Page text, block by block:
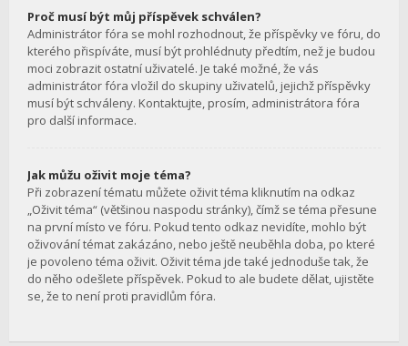
Proč musí být můj příspěvek schválen?
Administrátor fóra se mohl rozhodnout, že příspěvky ve fóru, do
kterého přispíváte, musí být prohlédnuty předtím, než je budou
moci zobrazit ostatní uživatelé. Je také možné, že vás
administrátor fóra vložil do skupiny uživatelů, jejichž příspěvky
musí být schváleny. Kontaktujte, prosím, administrátora fóra
pro další informace.
Jak můžu oživit moje téma?
Při zobrazení tématu můžete oživit téma kliknutím na odkaz
„Oživit téma“ (většinou naspodu stránky), čímž se téma přesune
na první místo ve fóru. Pokud tento odkaz nevidíte, mohlo být
oživování témat zakázáno, nebo ještě neuběhla doba, po které
je povoleno téma oživit. Oživit téma jde také jednoduše tak, že
do něho odešlete příspěvek. Pokud to ale budete dělat, ujistěte
se, že to není proti pravidlům fóra.